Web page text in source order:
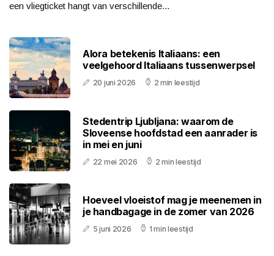
een vliegticket hangt van verschillende...
Alora betekenis Italiaans: een
veelgehoord Italiaans tussenwerpsel
20 juni 2026 2 min leestijd
Stedentrip Ljubljana: waarom de
Sloveense hoofdstad een aanrader is
in mei en juni
22 mei 2026 2 min leestijd
Hoeveel vloeistof mag je meenemen in
je handbagage in de zomer van 2026
5 juni 2026 1 min leestijd